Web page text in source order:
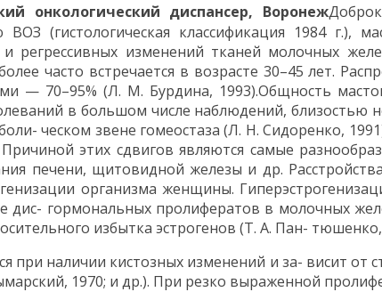
онкологический диспансер, Воронеж
(гистологическая классификация 1984 г.),
регрессивных изменений тканей молочных
часто встречается в возрасте 30–45 лет.
— 70–95% (Л. М. Бурдина, 1993).Общность
в большом числе наблюдений,
ческом звене гомеостаза (Л. Н. Сидоренко,
этих сдвигов являются самые
печени, щитовидной железы и др.
организма женщины.
гормональных пролифератов в молочных
избытка эстрогенов (Т. А. Пан-
при наличии кистозных изменений и за- висит
1970; и др.). При резко выраженной